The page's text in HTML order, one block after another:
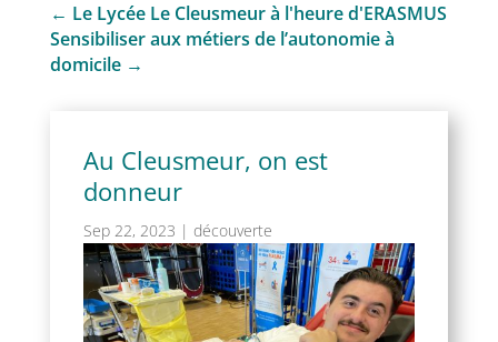
← Le Lycée Le Cleusmeur à l'heure d'ERASMUS
Sensibiliser aux métiers de l’autonomie à
domicile→
Au Cleusmeur, on est
donneur
Sep 22, 2023 | découverte